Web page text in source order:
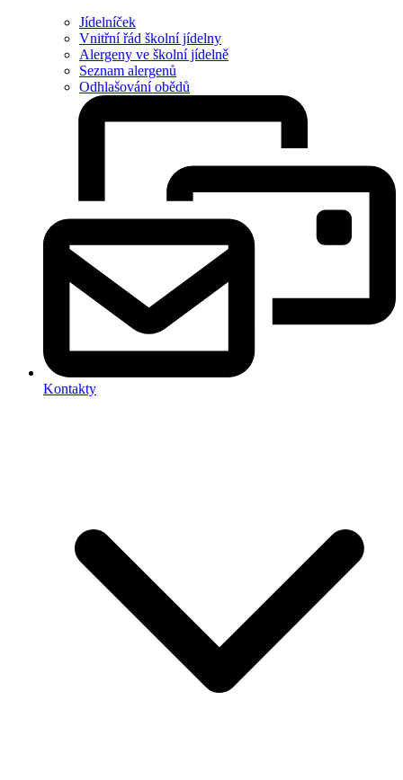
Jídelníček
Vnitřní řád školní jídelny
Alergeny ve školní jídelně
Seznam alergenů
Odhlašování obědů
Kontakty